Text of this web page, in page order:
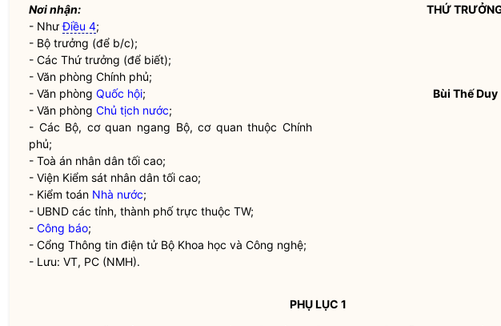
Nơi nhận:
- NhưĐiều 4;
- Bộ trưởng (để b/c);
- Các Thứ trưởng (để biết);
- Văn phòng Chính phủ;
- Văn phòngQuốc hội;
- Văn phòngChủ tịch nước;
- Các Bộ, cơ quan ngang Bộ, cơ quan thuộc Chính
phủ;
- Toà án nhân dân tối cao;
- Viện Kiểm sát nhân dân tối cao;
- Kiểm toán Nhà nước;
- UBND các tỉnh, thành phố trực thuộc TW;
-Công báo;
- Cổng Thông tin điện tử Bộ Khoa học và Công nghệ;
- Lưu: VT, PC (NMH).
THỨ
Bùi Thế Duy
PHỤ LỤC 1